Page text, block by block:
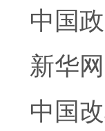
中国
新华网
中国